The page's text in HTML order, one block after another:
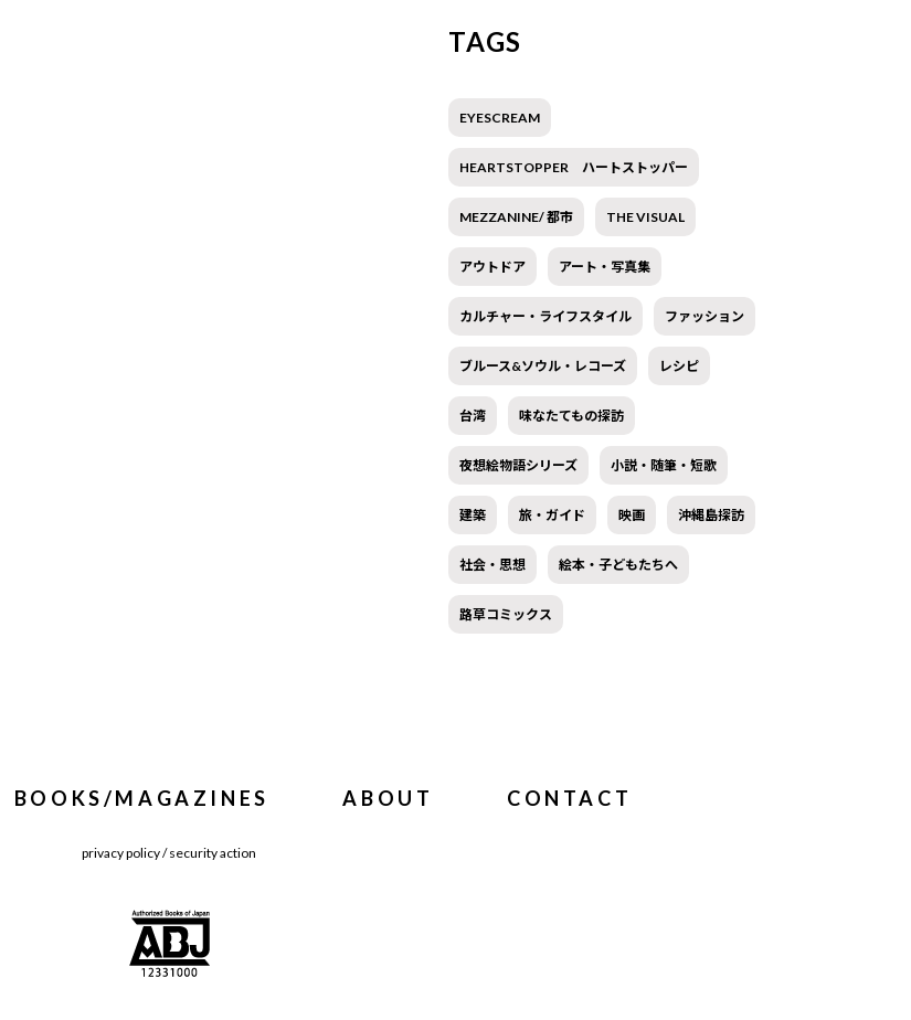
TAGS
EYESCREAM
HEARTSTOPPER ハートストッパー
MEZZANINE/ 都市 THE VISUAL
アウトドア アート・写真集
カルチャー・ライフスタイル ファッション
ブルース&ソウル・レコーズ レシピ
台湾 味なたてもの探訪
夜想絵物語シリーズ 小説・随筆・短歌
建築 旅・ガイド 映画 沖縄島探訪
社会・思想 絵本・子どもたちへ
路草コミックス
BOOKS/MAGAZINES ABOUT CONTACT
privacy policy/security action